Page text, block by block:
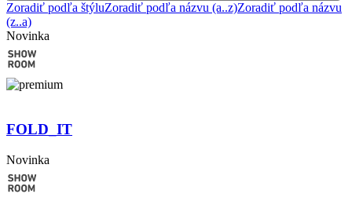
Zoradiť podľa štýluZoradiť podľa názvu (a..z)Zoradiť podľa názvu
(z..a)
Novinka
FOLD_IT
Novinka